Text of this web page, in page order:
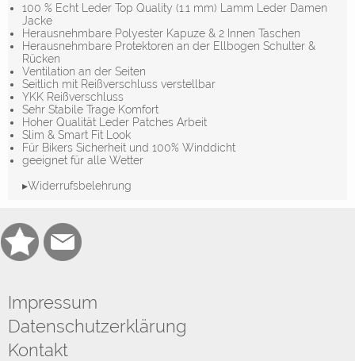
100 % Echt Leder Top Quality (1.1 mm) Lamm Leder Damen
Jacke
Herausnehmbare Polyester Kapuze & 2 Innen Taschen
Herausnehmbare Protektoren an der Ellbogen Schulter &
Rücken
Ventilation an der Seiten
Seitlich mit Reißverschluss verstellbar
YKK Reißverschluss
Sehr Stabile Trage Komfort
Hoher Qualität Leder Patches Arbeit
Slim & Smart Fit Look
Für Bikers Sicherheit und 100% Winddicht
geeignet für alle Wetter
▸Widerrufsbelehrung
Impressum
Datenschutzerklärung
Kontakt